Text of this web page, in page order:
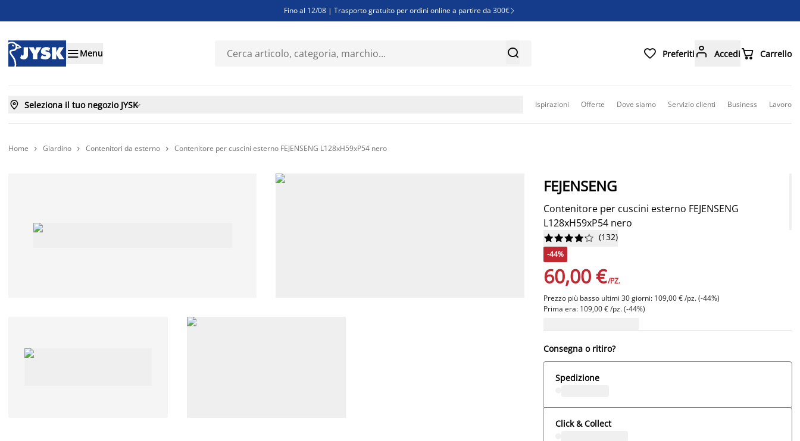
Fino al 12/08 | Trasporto gratuito per ordini online a partire da 300€ 
Finanziamenti - Scegli il piano di rimborso più adatto a te
Menu   Preferiti  Accedi Carrello
 Seleziona il tuo negozio JYSK Ispirazioni Offerte Dove siamo Servizio clienti Business Lavoro
Home  Giardino  Contenitori da esterno  Contenitore per cuscini esterno FEJENSENG L128xH59xP54 nero
FEJENSENG
Contenitore per cuscini esterno FEJENSENG
L128xH59xP54 nero





 (132)
-44%
60,00 €/PZ.
Prezzo più basso ultimi 30 giorni: 109,00 € /pz. (-44%)
Prima era: 109,00 € /pz. (-44%)
Consegna o ritiro?
Spedizione
Click & Collect